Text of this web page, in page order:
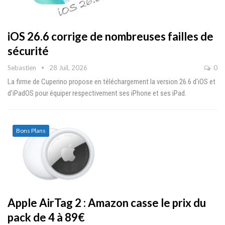
iOS 26.6 corrige de nombreuses failles de
sécurité
Sebastien 28 Juil, 2026 0
La firme de Cuperino propose en téléchargement la version 26.6 d'iOS et
d'iPadOS pour équiper respectivement ses iPhone et ses iPad.
Bons Plans
Apple AirTag 2 : Amazon casse le prix du
pack de 4 à 89€